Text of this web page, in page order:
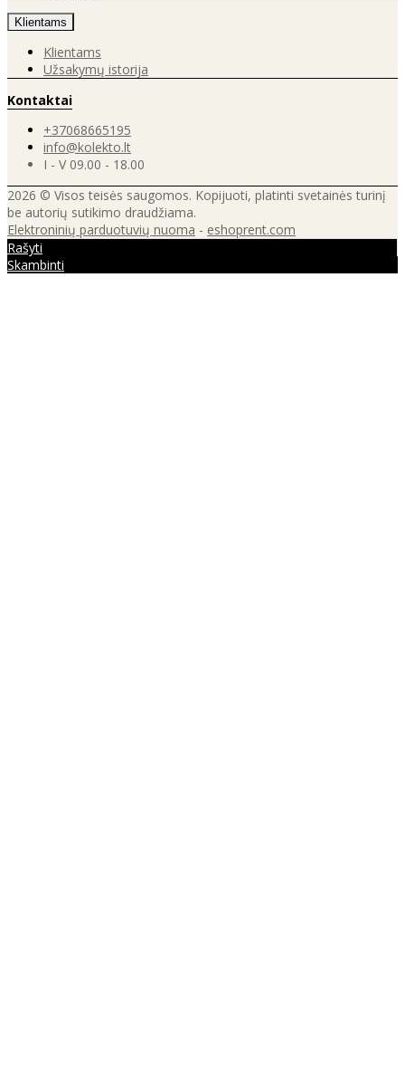
Klientams
Klientams
Užsakymų istorija
Kontaktai
+37068665195
info@kolekto.lt
I - V 09.00 - 18.00
2026 © Visos teisės saugomos. Kopijuoti, platinti svetainės turinį
be autorių sutikimo draudžiama.
Elektroninių parduotuvių nuoma - eshoprent.com
Rašyti
Skambinti